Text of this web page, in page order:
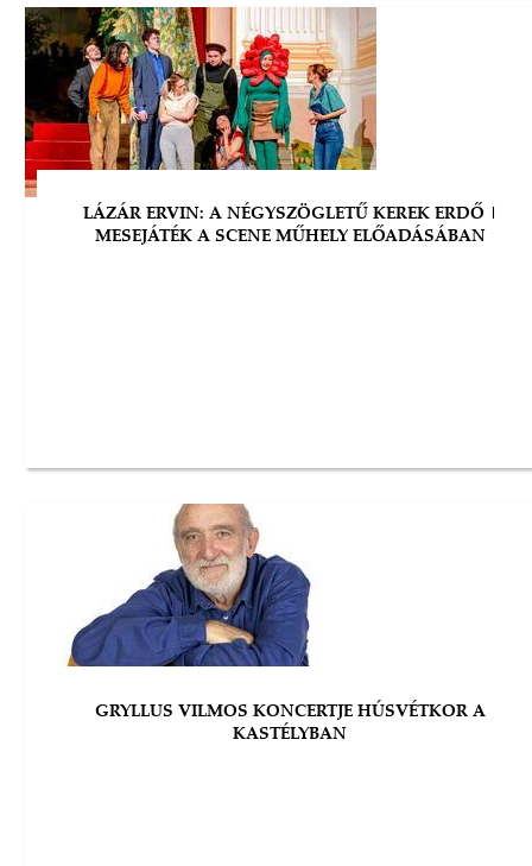
LÁZÁR ERVIN: A NÉGYSZÖGLETŰ KEREK ERDŐ |
MESEJÁTÉK A SCENE MŰHELY ELŐADÁSÁBAN
GRYLLUS VILMOS KONCERTJE HÚSVÉTKOR A
KASTÉLYBAN